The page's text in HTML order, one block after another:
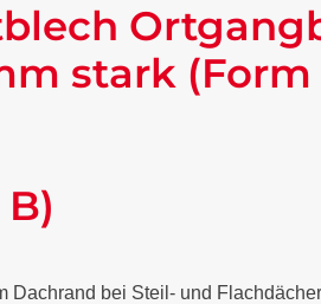
stark (Form
bei Steil- und